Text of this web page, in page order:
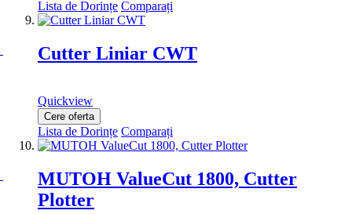
Lista de Dorințe Comparați
Cutter Liniar CWT
Quickview
Cere oferta
Lista de Dorințe Comparați
MUTOH ValueCut 1800, Cutter
Plotter